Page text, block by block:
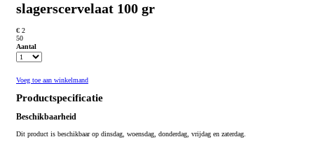
slagerscervelaat 100 gr
€ 2
50
Aantal
Voeg toe aan winkelmand
Productspecificatie
Beschikbaarheid
Dit product is beschikbaar op dinsdag, woensdag, donderdag, vrijdag en zaterdag.